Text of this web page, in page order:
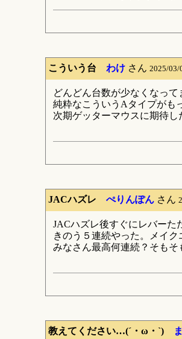
こういう台 わけさん 2025/03/
どんどん台数が少なくなって
純粋なこういうAタイプがも
次期ゲッターマウスに期待し
JACハズレ ぺりんぽんさん
JACハズレ後すぐにレバーた
きのう５連続やった。メイク
みなさん最高何連続？そも
教えてください…(´・ω・`)